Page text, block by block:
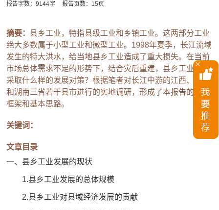
报告字数：9144字 报告页数：15页
摘要： 县乡工业，特指县级工业和乡镇工业。这两部分工业
绝大多数属于小型工业和微型工业。1998年夏季，长江流域
发生的特大洪水，给当地县乡工业造成了重大损失。在当前
市场总体需求不足的形势下，结合灾后重建，县乡工业应当
采取什么样的发展对策？根据笔者对长江中游的江西、湖北
和湖南三省若干县市进行的实地调研，形成了本报告的主要
框架和基本思路。
关键词：
文章目录
一、县乡工业发展的现状
1.县乡工业发展的总体规模
2.县乡工业对县域经济发展的贡献